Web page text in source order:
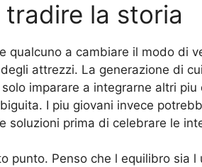
la storia
qualcuno a cambiare il modo di
attrezzi. La generazione di
imparare a integrarne altri
I piu giovani invece
soluzioni prima di celebrare le
punto. Penso che l equilibro sia